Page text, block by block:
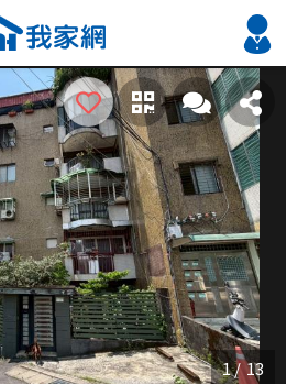
搜尋
門關鍵字
2026 新北降價好屋限量釋出
2026 台南降價好屋限量釋出